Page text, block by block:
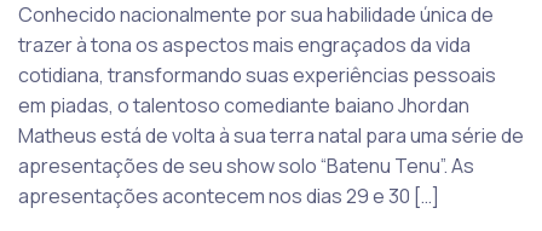
Conhecido nacionalmente por sua habilidade única de
trazer à tona os aspectos mais engraçados da vida
cotidiana, transformando suas experiências pessoais
em piadas, o talentoso comediante baiano Jhordan
Matheus está de volta à sua terra natal para uma série de
apresentações de seu show solo “Batenu Tenu”. As
apresentações acontecem nos dias 29 e 30 […]